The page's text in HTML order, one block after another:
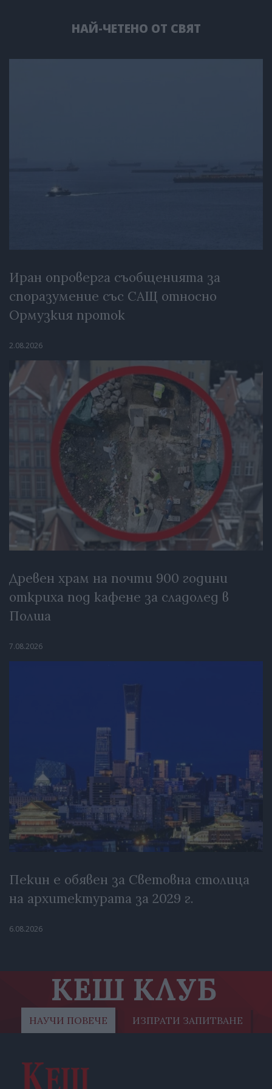
НАЙ-ЧЕТЕНО ОТ СВЯТ
Иран опроверга съобщенията за
споразумение със САЩ относно
Ормузкия проток
2.08.2026
Древен храм на почти 900 години
откриха под кафене за сладолед в
Полша
7.08.2026
Пекин е обявен за Световна столица
на архитектурата за 2029 г.
6.08.2026
КЕШ КЛУБ
НАУЧИ ПОВЕЧЕ ИЗПРАТИ ЗАПИТВАНЕ